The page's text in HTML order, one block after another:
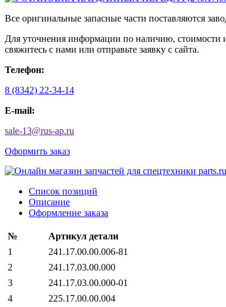
Все оригинальные запасные части поставляются
Для уточнения информации по наличию,
свяжитесь с нами или отправьте заявку с сайта.
Телефон:
8 (8342) 22-34-14
E-mail:
sale-13@rus-ap.ru
Оформить заказ
Список позиций
Описание
Оформление заказа
№ Артикул детали
1
241.17.00.00.006-81
2
241.17.03.00.000
3
241.17.03.00.000-01
4
225.17.00.00.004